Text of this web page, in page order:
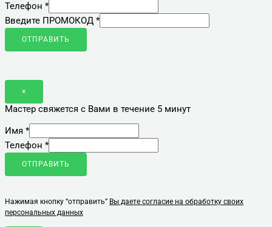
Телефон *
Введите ПРОМОКОД *
ОТПРАВИТЬ
×
Мастер свяжется с Вами в течение 5 минут
Имя *
Телефон *
ОТПРАВИТЬ
Нажимая кнопку “отправить” Вы даете согласие на обработку своих
персональных данных